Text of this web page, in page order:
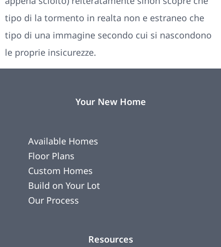
tipo di la tormento in realta non e estraneo che
tipo di una immagine secondo cui si nascondono
le proprie insicurezze.
Your New Home
Available Homes
Floor Plans
Custom Homes
Build on Your Lot
Our Process
Resources